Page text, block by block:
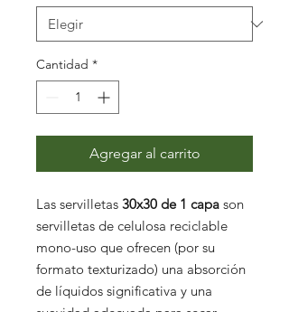
Cantidad *
Agregar al carrito
Las servilletas 30x30 de 1 capa son
servilletas de celulosa reciclable
mono-uso que ofrecen (por su
formato texturizado) una absorción
de líquidos significativa y una